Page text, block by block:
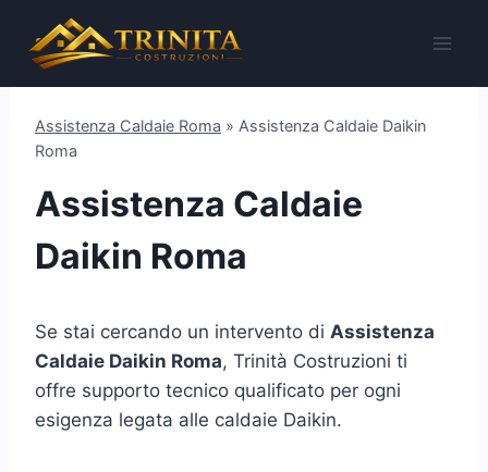
contenuto
Assistenza Caldaie Roma » Assistenza Caldaie Daikin
Roma
Assistenza Caldaie
Daikin Roma
Se stai cercando un intervento di Assistenza
Caldaie Daikin Roma, Trinità Costruzioni ti
offre supporto tecnico qualificato per ogni
esigenza legata alle caldaie Daikin.